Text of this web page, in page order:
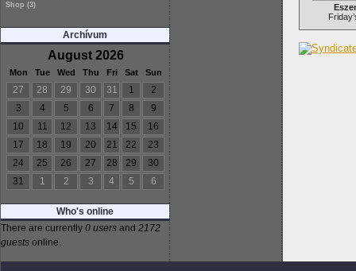
Shop (3)
Archívum
August 2026
Mon Tue Wed Thu Fri Sat Sun
27 28 29 30 31 1
2
3
4 5 6 7 8
9
10
11 12 13 14 15
16
17
18 19 20 21 22
23
24
25 26 27 28 29
30
31
1 2 3 4 5 6
Who's online
There are currently 0 users and 2172
guests online.